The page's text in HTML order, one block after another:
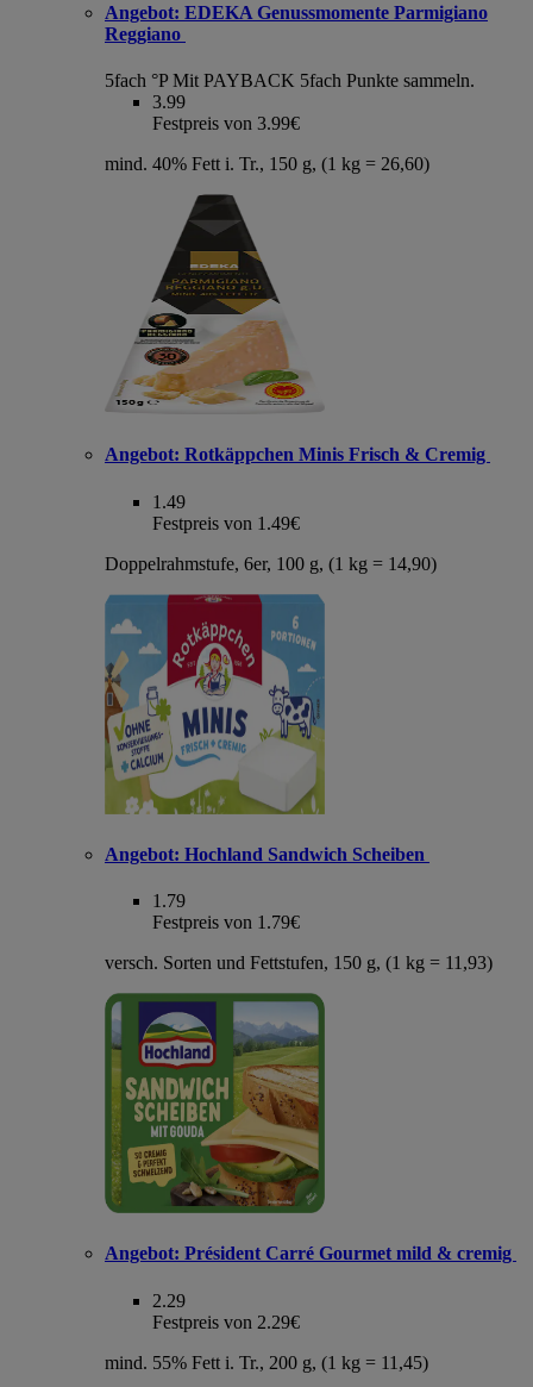
Angebot: EDEKA Genussmomente Parmigiano
Reggiano
5fach °P Mit PAYBACK 5fach Punkte sammeln.
3.99
Festpreis von 3.99€
mind. 40% Fett i. Tr., 150 g, (1 kg = 26,60)
Angebot: Rotkäppchen Minis Frisch & Cremig
1.49
Festpreis von 1.49€
Doppelrahmstufe, 6er, 100 g, (1 kg = 14,90)
Angebot: Hochland Sandwich Scheiben
1.79
Festpreis von 1.79€
versch. Sorten und Fettstufen, 150 g, (1 kg = 11,93)
Angebot: Président Carré Gourmet mild & cremig
2.29
Festpreis von 2.29€
mind. 55% Fett i. Tr., 200 g, (1 kg = 11,45)